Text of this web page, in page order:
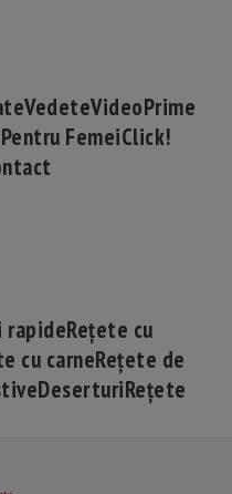
VedeteVideoPrime
FemeiClick!
rapideRețete cu
cu carneRețete de
DeserturiRețete